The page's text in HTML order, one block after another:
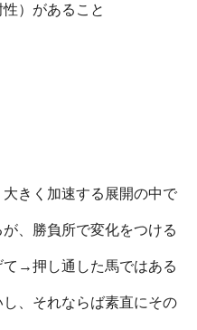
）があること
きく加速する展開の中で
、勝負所で変化をつける
て→押し通した馬ではある
、それならば素直にその